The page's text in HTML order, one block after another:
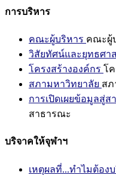
การบริหาร
คณะผู้บริหาร คณะผู้
วิสัยทัศน์และยุทธศา
โครงสร้างองค์กร โ
สภามหาวิทยาลัย สภ
การเปิดเผยข้อมูลสู่ส
สาธารณะ
บริจาคให้จุฬาฯ
เหตุผลที่...ทำไมต้อง